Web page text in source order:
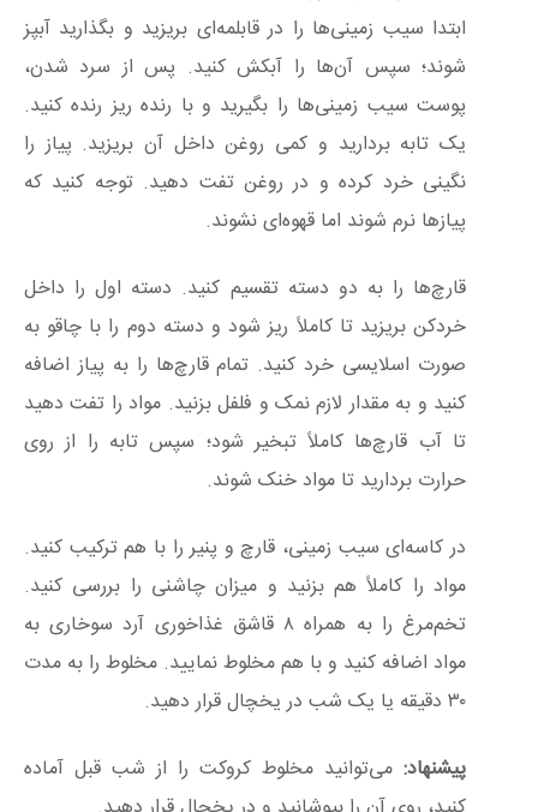
ابتدا سیب زمینی‌ها را در قابلمه‌ای بریزید و بگذارید آبپز
شوند؛ سپس آن‌ها را آبکش کنید. پس از سرد شدن،
پوست سیب زمینی‌ها را بگیرید و با رنده ریز رنده کنید.
یک تابه بردارید و کمی روغن داخل آن بریزید. پیاز را
نگینی خرد کرده و در روغن تفت دهید. توجه کنید که
پیازها نرم شوند اما قهوه‌ای نشوند.
قارچ‌ها را به دو دسته تقسیم کنید. دسته اول را داخل
خردکن بریزید تا کاملاً ریز شود و دسته دوم را با چاقو به
صورت اسلایسی خرد کنید. تمام قارچ‌ها را به پیاز اضافه
کنید و به مقدار لازم نمک و فلفل بزنید. مواد را تفت دهید
تا آب قارچ‌ها کاملاً تبخیر شود؛ سپس تابه را از روی
حرارت بردارید تا مواد خنک شوند.
در کاسه‌ای سیب زمینی، قارچ و پنیر را با هم ترکیب کنید.
مواد را کاملاً هم بزنید و میزان چاشنی را بررسی کنید.
تخم‌مرغ را به همراه ۸ قاشق غذاخوری آرد سوخاری به
مواد اضافه کنید و با هم مخلوط نمایید. مخلوط را به مدت
۳۰ دقیقه یا یک شب در یخچال قرار دهید.
پیشنهاد: می‌توانید مخلوط کروکت را از شب قبل آماده